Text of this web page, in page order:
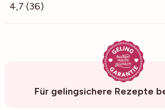
4,7 (36)
Für gelingsichere Rezepte